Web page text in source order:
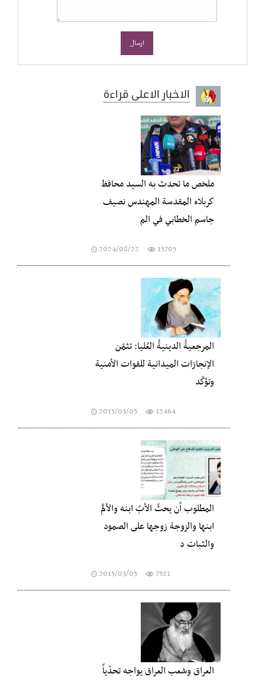
الاخبار الاعلى قراءة
ملخص ما تحدث به السيد محافظ
كربلاء المقدسة المهندس نصيف
جاسم الخطابي في الم
2024/08/22 15705
المرجعيةُ الدينيةُ العُليا: تثمّن
الإنجازات الميدانية للقوات الأمنية
وتؤكّد
2015/03/05 12464
المطلوب أن يحثّ الأبُ ابنه والأمُّ
ابنها والزوجة زوجها على الصمود
والثبات د
2015/03/05 7521
العراق وشعب العراق يواجه تحدّياً